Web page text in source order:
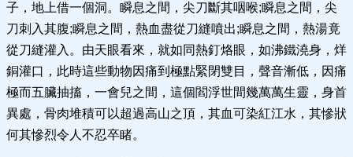
子，地上借一個洞。瞬息之間，尖刀斷其咽喉;瞬息之間，尖
刀刺入其腹;瞬息之間，熱血盡從刀縫噴出;瞬息之間，熱湯竟
從刀縫灌入。由天眼看來，就如同熱釘烙眼，如沸鐵澆身，烊
銅灌口，此時這些動物因痛到極點緊閉雙目，聲音漸低，因痛
極而五臟抽搐，一會兒之間，這個閻浮世間幾萬萬生靈，身首
異處，骨肉堆積可以超過高山之頂，其血可染紅江水，其慘狀
何其慘烈令人不忍卒睹。